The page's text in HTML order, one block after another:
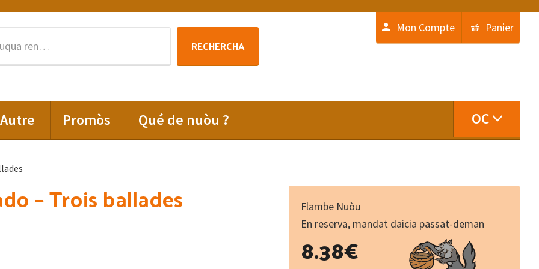
:
RECHERCHA
Mon Compte Panier
Autre Promòs Qué de nuòu ? OC
– Trois ballades
Flambe Nuòu
En reserva, mandat daicia passat-deman
8.38€
balado